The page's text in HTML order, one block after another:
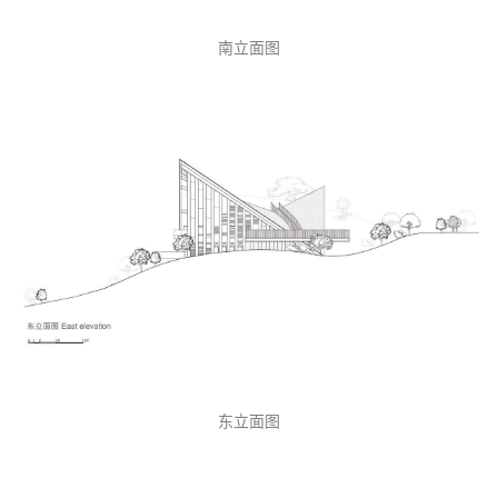
南立面图
东立面图